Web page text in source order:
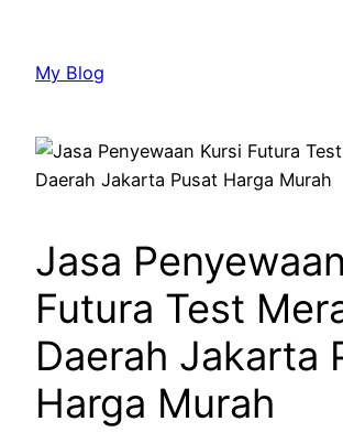
konten
My Blog
Jasa
Futura Test
Daerah Jakarta
Harga Murah